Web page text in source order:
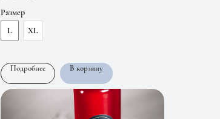
Размер
L
XL
Подробнее В корзину